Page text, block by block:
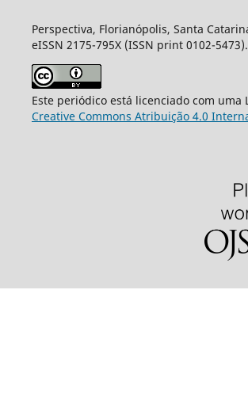
Perspectiva, Florianópolis, Santa
eISSN 2175-795X (ISSN print 0102-5473).
Este periódico está licenciado com uma
Creative Commons Atribuição 4.0